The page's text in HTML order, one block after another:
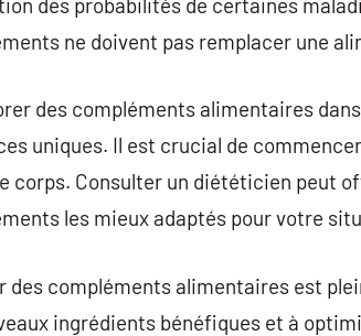
ne doivent pas remplacer une
des compléments alimentaires
uniques. Il est crucial de
corps. Consulter un diététicien peut
les mieux adaptés pour votre
des compléments alimentaires est
ingrédients bénéfiques et à